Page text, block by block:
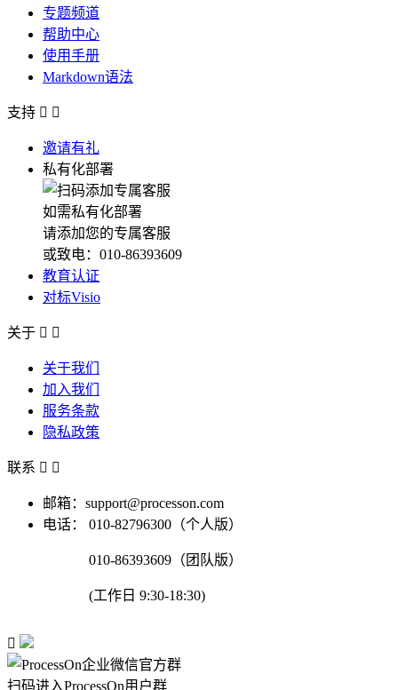
专题频道
帮助中心
使用手册
Markdown语法
支持  
邀请有礼
私有化部署
如需私有化部署
请添加您的专属客服
或致电：010-86393609
教育认证
对标Visio
关于  
关于我们
加入我们
服务条款
隐私政策
联系  
邮箱：support@processon.com
电话：
010-82796300（个人版）
010-86393609（团队版）
(工作日 9:30-18:30)

扫码进入ProcessOn用户群